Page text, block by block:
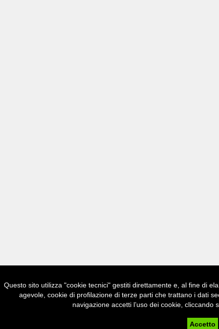
Questo sito utilizza "cookie tecnici" gestiti direttamente e, al fine di
agevole, cookie di profilazione di terze parti che trattano i dati
navigazione accetti l’uso dei cookie,
Accetto